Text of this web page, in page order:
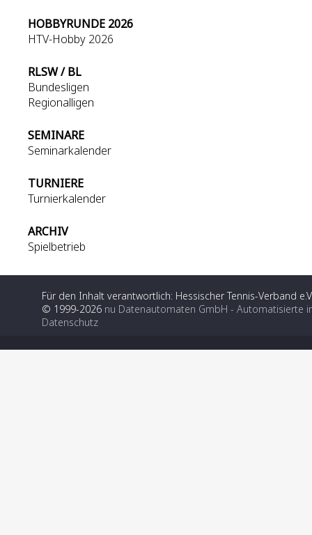
HOBBYRUNDE 2026
HTV-Hobby 2026
RLSW / BL
Bundesligen
Regionalligen
SEMINARE
Seminarkalender
TURNIERE
Turnierkalender
ARCHIV
Spielbetrieb
Für den Inhalt verantwortlich: Hessischer Tennis-Verband
© 1999-2026 nu Datenautomaten GmbH - Automatisierte
Datenschutz